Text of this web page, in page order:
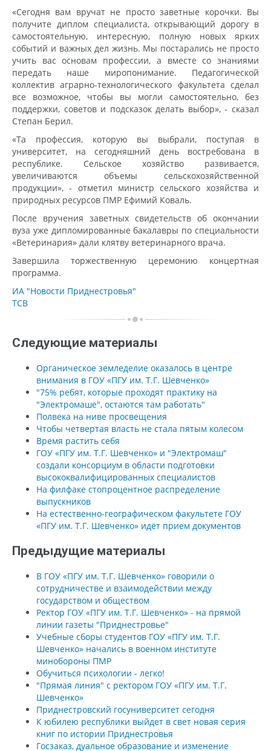
«Сегодня вам вручат не просто заветные корочки. Вы
получите диплом специалиста, открывающий дорогу в
самостоятельную, интересную, полную новых ярких
событий и важных дел жизнь. Мы постарались не просто
учить вас основам профессии, а вместе со знаниями
передать наше миропонимание. Педагогической
коллектив аграрно-технологического факультета сделал
все возможное, чтобы вы могли самостоятельно, без
поддержки, советов и подсказок делать выбор», - сказал
Степан Берил.
«Та профессия, которую вы выбрали, поступая в
университет, на сегодняшний день востребована в
республике. Сельское хозяйство развивается,
увеличиваются объемы сельскохозяйственной
продукции», - отметил министр сельского хозяйства и
природных ресурсов ПМР Ефимий Коваль.
После вручения заветных свидетельств об окончании
вуза уже дипломированные бакалавры по специальности
«Ветеринария» дали клятву ветеринарного врача.
Завершила торжественную церемонию концертная
программа.
ИА "Новости Приднестровья"
ТСВ
Следующие материалы
Органическое земледелие оказалось в центре
внимания в ГОУ «ПГУ им. Т.Г. Шевченко»
"75% ребят, которые проходят практику на
"Электромаше", остаются там работать"
Полвека на ниве просвещения
Чтобы четвертая власть не стала пятым колесом
Время растить себя
ГОУ «ПГУ им. Т.Г. Шевченко» и "Электромаш"
создали консорциум в области подготовки
высококвалифицированных специалистов
На филфаке стопроцентное распределение
выпускников
На естественно-географическом факультете ГОУ
«ПГУ им. Т.Г. Шевченко» идёт прием документов
Предыдущие материалы
В ГОУ «ПГУ им. Т.Г. Шевченко» говорили о
сотрудничестве и взаимодействии между
государством и обществом
Ректор ГОУ «ПГУ им. Т.Г. Шевченко» - на прямой
линии газеты "Приднестровье"
Учебные сборы студентов ГОУ «ПГУ им. Т.Г.
Шевченко» начались в военном институте
минобороны ПМР
Обучиться психологии - легко!
"Прямая линия" с ректором ГОУ «ПГУ им. Т.Г.
Шевченко»
Приднестровский госуниверситет сегодня
К юбилею республики выйдет в свет новая серия
книг по истории Приднестровья
Госзаказ, дуальное образование и изменение